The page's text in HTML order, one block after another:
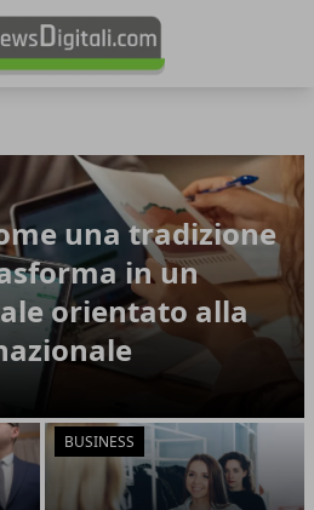
una tradizione
in un
orientato alla
BUSINESS